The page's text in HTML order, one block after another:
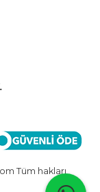
Tüm hakları